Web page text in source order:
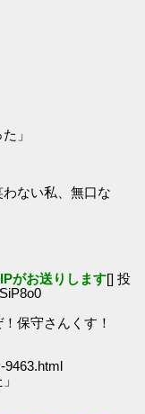
」
ない私、無口な
がお送りします[] 投
保守さんくす！
9463.html